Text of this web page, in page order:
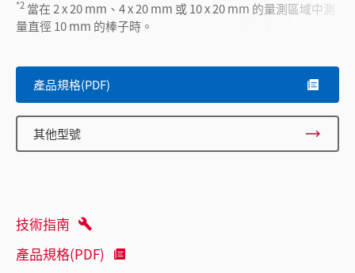
*2 當在 2 x 20 mm、4 x 20 mm 或 10 x 20 mm 的量測區域中測
量直徑 10 mm 的棒子時。
產品規格(PDF)
其他型號
技術指南
產品規格(PDF)